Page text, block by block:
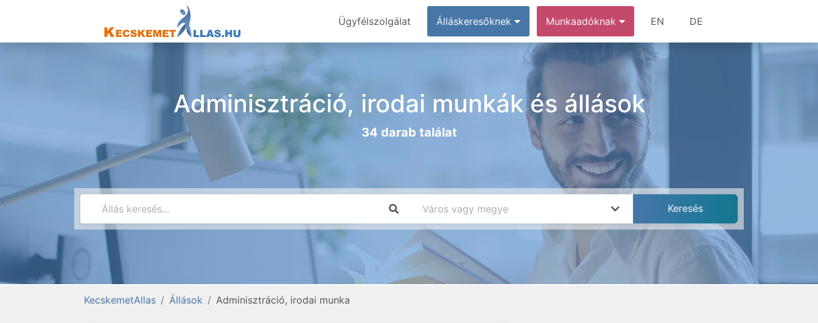
Ügyfélszolgálat Álláskeresőknek Munkaadóknak EN DE
Adminisztráció, irodai munkák és állások
34 darab találat
KecskemetAllas Állások Adminisztráció, irodai munka